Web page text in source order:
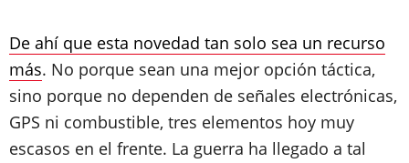
De ahí que esta novedad tan solo sea un recurso
más. No porque sean una mejor opción táctica,
sino porque no dependen de señales electrónicas,
GPS ni combustible, tres elementos hoy muy
escasos en el frente. La guerra ha llegado a tal